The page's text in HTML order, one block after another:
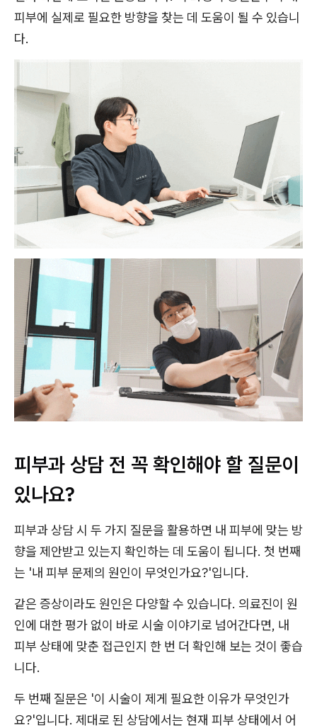
피부에 실제로 필요한 방향을 찾는 데 도움이 될 수 있습니
다.
피부과 상담 전 꼭 확인해야 할 질문이
있나요?
피부과 상담 시 두 가지 질문을 활용하면 내 피부에 맞는 방
향을 제안받고 있는지 확인하는 데 도움이 됩니다. 첫 번째
는 '내 피부 문제의 원인이 무엇인가요?'입니다.
같은 증상이라도 원인은 다양할 수 있습니다. 의료진이 원
인에 대한 평가 없이 바로 시술 이야기로 넘어간다면, 내
피부 상태에 맞춘 접근인지 한 번 더 확인해 보는 것이 좋습
니다.
두 번째 질문은 '이 시술이 제게 필요한 이유가 무엇인가
요?'입니다. 제대로 된 상담에서는 현재 피부 상태에서 어